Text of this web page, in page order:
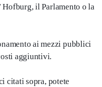
Hofburg, il Parlamento o la
ai mezzi pubblici
aggiuntivi.
citati sopra, potete